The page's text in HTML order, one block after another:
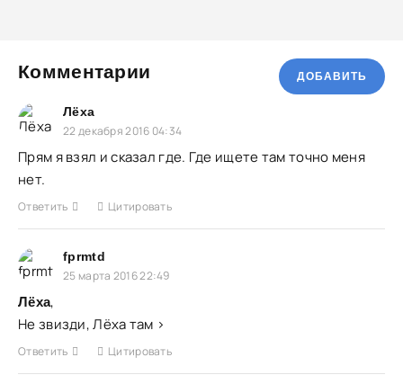
Комментарии ДОБАВИТЬ
Лёха
22 декабря 2016 04:34
Прям я взял и сказал где. Где ищете там точно меня
нет.
Ответить Цитировать
fprmtd
25 марта 2016 22:49
Лёха,
Не звизди, Лёха там >
Ответить Цитировать